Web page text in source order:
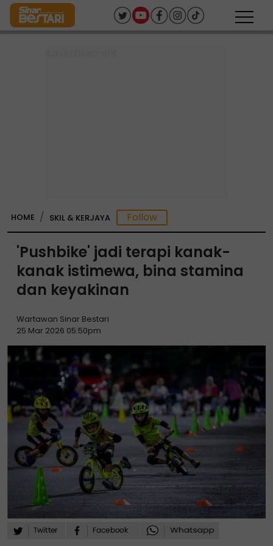
HOME SKIL & KERJAYA
'Pushbike' jadi terapi kanak-
kanak istimewa, bina stamina
dan keyakinan
Wartawan Sinar Bestari
25 Mar 2026 05:50pm